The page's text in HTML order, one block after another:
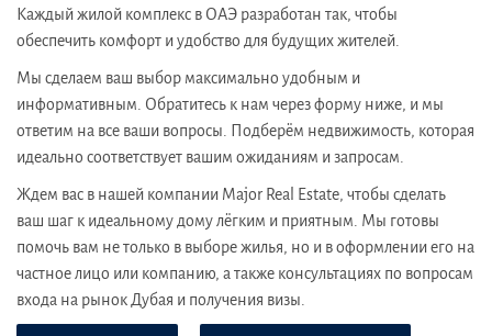
Каждый жилой комплекс в ОАЭ разработан так, чтобы
обеспечить комфорт и удобство для будущих жителей.
Мы сделаем ваш выбор максимально удобным и
информативным. Обратитесь к нам через форму ниже, и мы
ответим на все ваши вопросы. Подберём недвижимость, которая
идеально соответствует вашим ожиданиям и запросам.
Ждем вас в нашей компании Major Real Estate, чтобы сделать
ваш шаг к идеальному дому лёгким и приятным. Мы готовы
помочь вам не только в выборе жилья, но и в оформлении его на
частное лицо или компанию, а также консультациях по вопросам
входа на рынок Дубая и получения визы.